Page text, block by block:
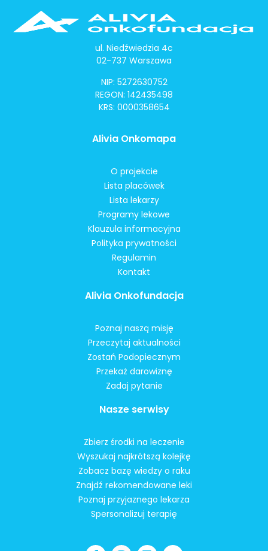
ul. Niedźwiedzia 4c
02-737 Warszawa
NIP: 5272630752
REGON: 142435498
KRS: 0000358654
Alivia Onkomapa
O projekcie
Lista placówek
Lista lekarzy
Programy lekowe
Klauzula informacyjna
Polityka prywatności
Regulamin
Kontakt
Alivia Onkofundacja
Poznaj naszą misję
Przeczytaj aktualności
Zostań Podopiecznym
Przekaż darowiznę
Zadaj pytanie
Nasze serwisy
Zbierz środki na leczenie
Wyszukaj najkrótszą kolejkę
Zobacz bazę wiedzy o raku
Znajdź rekomendowane leki
Poznaj przyjaznego lekarza
Spersonalizuj terapię